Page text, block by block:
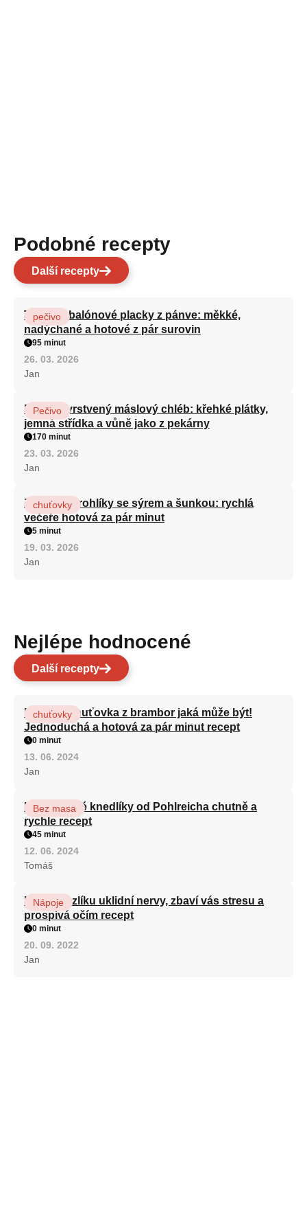
Podobné recepty
Další recepty
Turecké balónové placky z pánve: měkké,
nadýchané a hotové z pár surovin
pečivo
95 minut
26. 03. 2026
Jan
Domácí vrstvený máslový chléb: křehké plátky,
jemná střídka a vůně jako z pekárny
Pečivo
170 minut
23. 03. 2026
Jan
Zapečené rohlíky se sýrem a šunkou: rychlá
večeře hotová za pár minut
chuťovky
5 minut
19. 03. 2026
Jan
Nejlépe hodnocené
Další recepty
Nejlepší chuťovka z brambor jaká může být!
Jednoduchá a hotová za pár minut recept
chuťovky
0 minut
13. 06. 2024
Jan
Karlovarské knedlíky od Pohlreicha chutně a
rychle recept
Bez masa
45 minut
12. 06. 2024
Tomáš
Kořen kozlíku uklidní nervy, zbaví vás stresu a
prospívá očím recept
Nápoje
0 minut
20. 09. 2022
Jan